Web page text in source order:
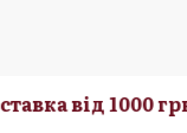
від 1000 грн